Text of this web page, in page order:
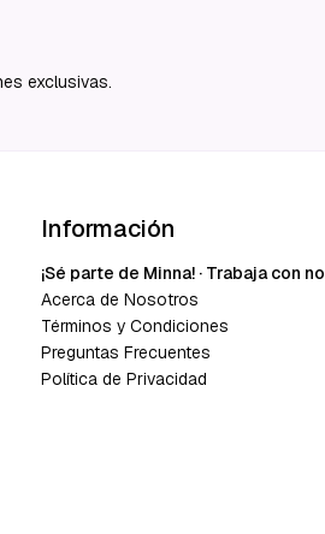
exclusivas.
Información
¡Sé parte de Minna! · Trabaja con
Acerca de Nosotros
Términos y Condiciones
Preguntas Frecuentes
Política de Privacidad